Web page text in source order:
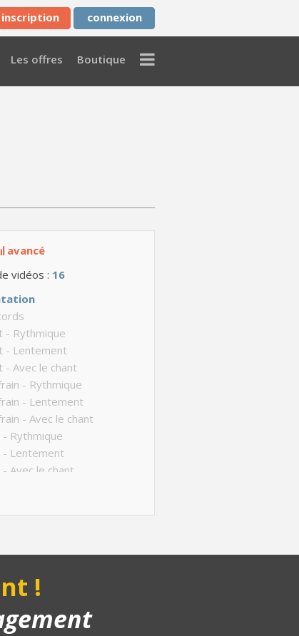
inscription connexion
Les offres Boutique Menu
avancé
vidéos : 16
Rythmique
- Lentement
Avec le chant
- Rythmique
- Lentement
- Avec le chant
Rythmique
Lentement
Avec le chant
piano
!